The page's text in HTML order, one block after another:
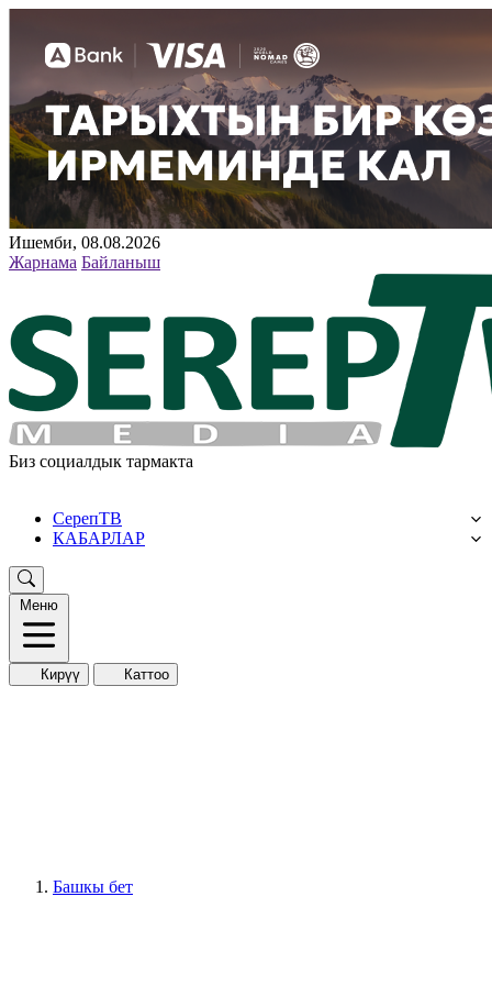
Ишемби, 08.08.2026
Жарнама Байланыш
Биз социалдык тармакта
СерепТВ
КАБАРЛАР
Меню
Кирүү Каттоо
Башкы бет